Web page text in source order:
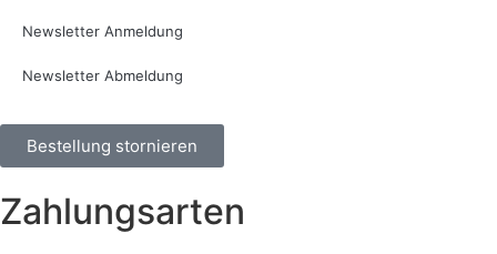
Newsletter Anmeldung
Newsletter Abmeldung
Bestellung stornieren
Zahlungsarten